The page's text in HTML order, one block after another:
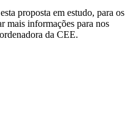
proposta em estudo, para os
mais informações para nos
da CEE.